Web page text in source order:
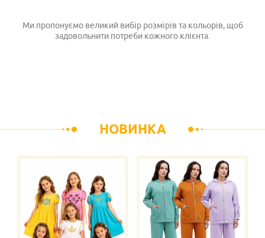
Ми пропонуємо великий вибір розмірів та кольорів, щоб
задовольнити потреби кожного клієнта.
НОВИНКА